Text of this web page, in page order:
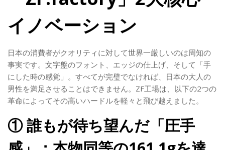
イノベーション
日本の消費者がクオリティに対して世界一厳しいのは周知の
事実です。文字盤のフォント、エッジの仕上げ、そして「手
にした時の感覚」。すべてが完璧でなければ、日本の大人の
男性を満足させることはできません。ZF工場は、以下の2つの
革命によってその高いハードルを軽々と飛び越えました。
① 誰もが待ち望んだ「圧手